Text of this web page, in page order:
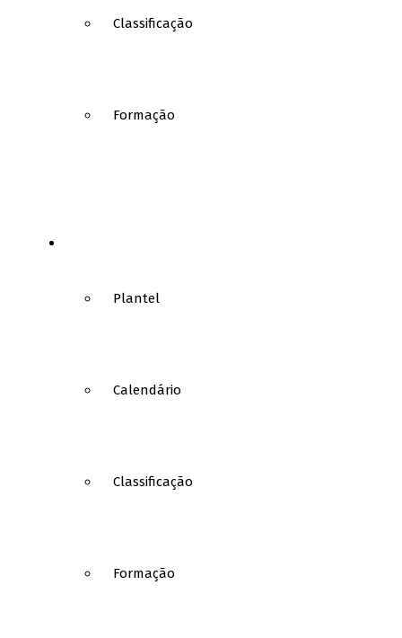
Classificação
Formação
Plantel
Calendário
Classificação
Formação